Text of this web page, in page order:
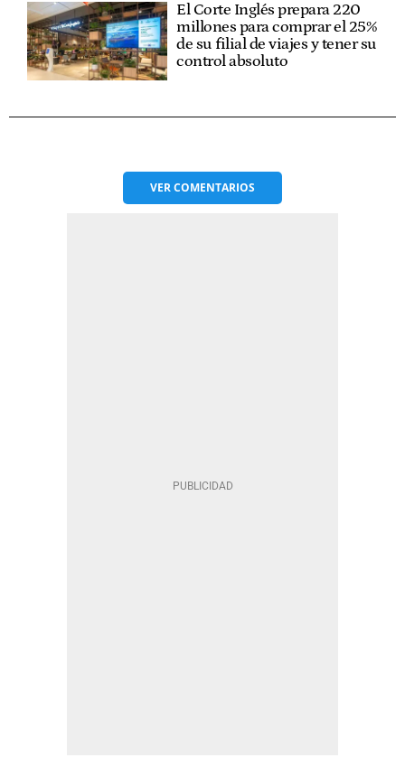
El Corte Inglés prepara 220
millones para comprar el 25%
de su filial de viajes y tener su
control absoluto
VERCOMENTARIOS